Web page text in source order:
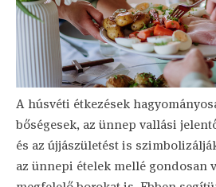
A húsvéti étkezések
bőségesek, az ünnep vallási
és az újjászületést is
az ünnepi ételek mellé gondosan